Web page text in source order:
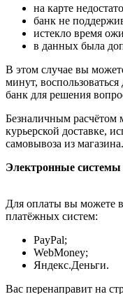
на карте
банк не
истекло время
в данных была
В этом случае вы
минут,
банк для решения
Безналичным расчётом
курьерской доставке,
самовывоза из магазина.
Электронные системы
Для оплаты вы можете
платёжных систем:
PayPal;
WebMoney;
Яндекс.Деньги.
Вас перенаправит на